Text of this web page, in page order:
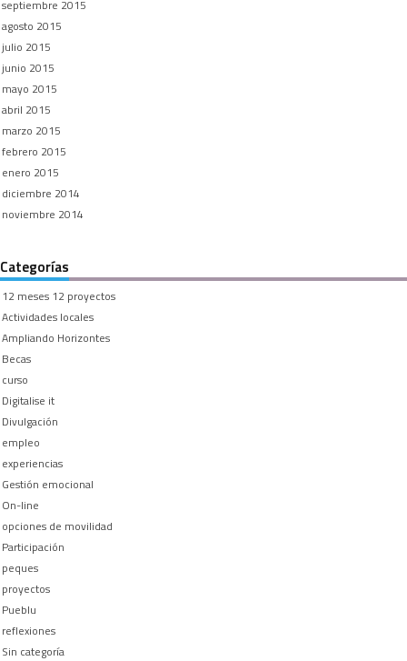
septiembre 2015
agosto 2015
julio 2015
junio 2015
mayo 2015
abril 2015
marzo 2015
febrero 2015
enero 2015
diciembre 2014
noviembre 2014
Categorías
12 meses 12 proyectos
Actividades locales
Ampliando Horizontes
Becas
curso
Digitalise it
Divulgación
empleo
experiencias
Gestión emocional
On-line
opciones de movilidad
Participación
peques
proyectos
Pueblu
reflexiones
Sin categoría